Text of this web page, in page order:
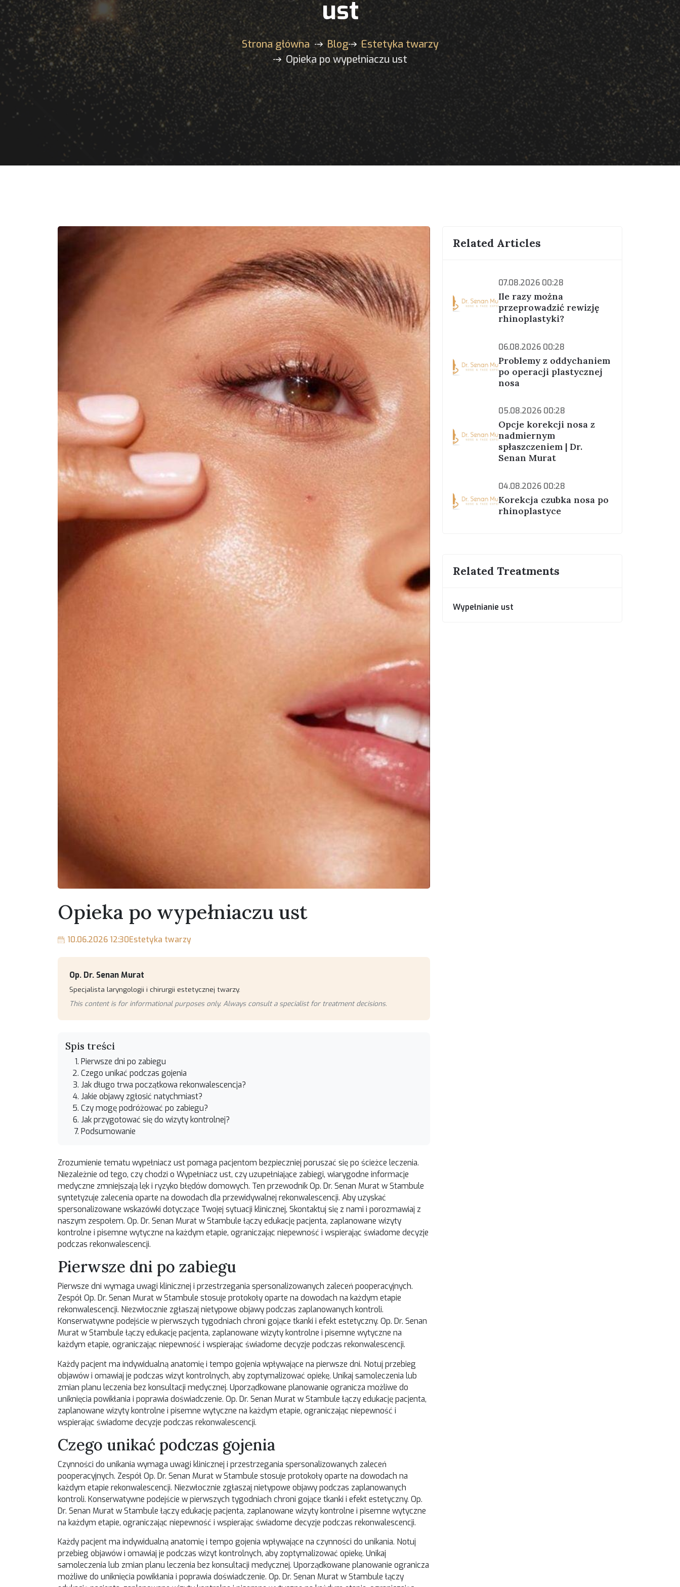
ust
Strona główna Blog
Estetyka twarzy
Opieka po wypełniaczu ust
Opieka po wypełniaczu ust
10.06.2026 12:30Estetyka twarzy
Op. Dr. Senan Murat
Specjalista laryngologii i chirurgii estetycznej twarzy.
This content is for informational purposes only. Always consult a specialist for treatment decisions.
Spis treści
Pierwsze dni po zabiegu
Czego unikać podczas gojenia
Jak długo trwa początkowa rekonwalescencja?
Jakie objawy zgłosić natychmiast?
Czy mogę podróżować po zabiegu?
Jak przygotować się do wizyty kontrolnej?
Podsumowanie
Zrozumienie tematu wypełniacz ust pomaga pacjentom bezpieczniej poruszać się po ścieżce leczenia.
Niezależnie od tego, czy chodzi o Wypełniacz ust, czy uzupełniające zabiegi, wiarygodne informacje
medyczne zmniejszają lęk i ryzyko błędów domowych. Ten przewodnik Op. Dr. Senan Murat w Stambule
syntetyzuje zalecenia oparte na dowodach dla przewidywalnej rekonwalescencji. Aby uzyskać
spersonalizowane wskazówki dotyczące Twojej sytuacji klinicznej, Skontaktuj się z nami i porozmawiaj z
naszym zespołem. Op. Dr. Senan Murat w Stambule łączy edukację pacjenta, zaplanowane wizyty
kontrolne i pisemne wytyczne na każdym etapie, ograniczając niepewność i wspierając świadome decyzje
podczas rekonwalescencji.
Pierwsze dni po zabiegu
Pierwsze dni wymaga uwagi klinicznej i przestrzegania spersonalizowanych zaleceń pooperacyjnych.
Zespół Op. Dr. Senan Murat w Stambule stosuje protokoły oparte na dowodach na każdym etapie
rekonwalescencji. Niezwłocznie zgłaszaj nietypowe objawy podczas zaplanowanych kontroli.
Konserwatywne podejście w pierwszych tygodniach chroni gojące tkanki i efekt estetyczny. Op. Dr. Senan
Murat w Stambule łączy edukację pacjenta, zaplanowane wizyty kontrolne i pisemne wytyczne na
każdym etapie, ograniczając niepewność i wspierając świadome decyzje podczas rekonwalescencji.
Każdy pacjent ma indywidualną anatomię i tempo gojenia wpływające na pierwsze dni. Notuj przebieg
objawów i omawiaj je podczas wizyt kontrolnych, aby zoptymalizować opiekę. Unikaj samoleczenia lub
zmian planu leczenia bez konsultacji medycznej. Uporządkowane planowanie ogranicza możliwe do
uniknięcia powikłania i poprawia doświadczenie. Op. Dr. Senan Murat w Stambule łączy edukację pacjenta,
zaplanowane wizyty kontrolne i pisemne wytyczne na każdym etapie, ograniczając niepewność i
wspierając świadome decyzje podczas rekonwalescencji.
Czego unikać podczas gojenia
Czynności do unikania wymaga uwagi klinicznej i przestrzegania spersonalizowanych zaleceń
pooperacyjnych. Zespół Op. Dr. Senan Murat w Stambule stosuje protokoły oparte na dowodach na
każdym etapie rekonwalescencji. Niezwłocznie zgłaszaj nietypowe objawy podczas zaplanowanych
kontroli. Konserwatywne podejście w pierwszych tygodniach chroni gojące tkanki i efekt estetyczny. Op.
Dr. Senan Murat w Stambule łączy edukację pacjenta, zaplanowane wizyty kontrolne i pisemne wytyczne
na każdym etapie, ograniczając niepewność i wspierając świadome decyzje podczas rekonwalescencji.
Każdy pacjent ma indywidualną anatomię i tempo gojenia wpływające na czynności do unikania. Notuj
przebieg objawów i omawiaj je podczas wizyt kontrolnych, aby zoptymalizować opiekę. Unikaj
samoleczenia lub zmian planu leczenia bez konsultacji medycznej. Uporządkowane planowanie ogranicza
możliwe do uniknięcia powikłania i poprawia doświadczenie. Op. Dr. Senan Murat w Stambule łączy
Related Articles
07.08.2026 00:28
Ile razy można
przeprowadzić rewizję
rhinoplastyki?
06.08.2026 00:28
Problemy z oddychaniem
po operacji plastycznej
nosa
05.08.2026 00:28
Opcje korekcji nosa z
nadmiernym
spłaszczeniem | Dr.
Senan Murat
04.08.2026 00:28
Korekcja czubka nosa po
rhinoplastyce
Related Treatments
Wypełnianie ust